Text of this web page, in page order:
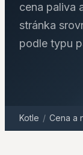
cena paliva
stránka
podle typu
Kotle / Cena a